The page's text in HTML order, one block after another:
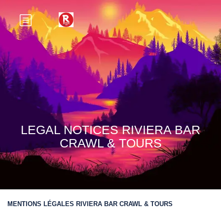
LEGAL NOTICES RIVIERA BAR
CRAWL & TOURS
MENTIONS LÉGALES RIVIERA BAR CRAWL & TOURS